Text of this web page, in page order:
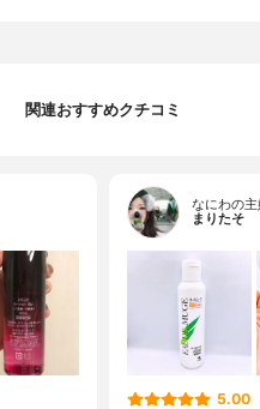
関連おすすめクチコミ
なにわの主
まりたそ
5.00